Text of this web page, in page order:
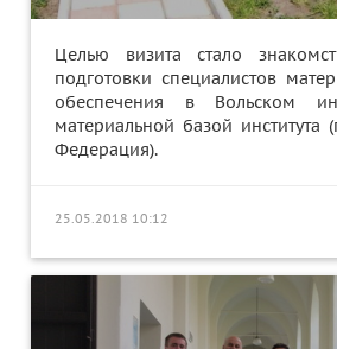
Целью визита стало
подготовки специалистов
обеспечения в Вольском
материальной базой института
Федерация).
25.05.2018 10:12